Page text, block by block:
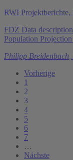
RWI Projektberichte,
FDZ Data
Population
Philipp Breidenbach,
Vorherige
1
2
3
4
5
6
7
…
Nächste